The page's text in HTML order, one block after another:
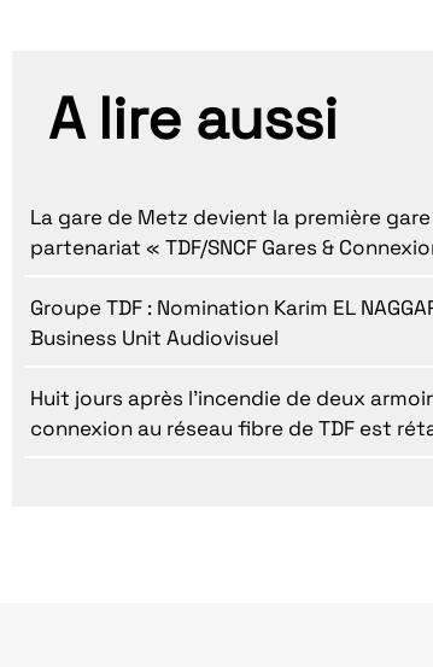
A lire aussi
La gare de Metz devient la première
partenariat « TDF/SNCF Gares &
Groupe TDF : Nomination Karim EL
Business Unit Audiovisuel
Huit jours après l’incendie de deux
connexion au réseau fibre de TDF est